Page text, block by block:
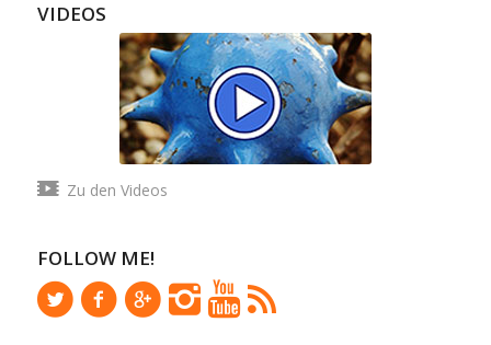
VIDEOS
Zu den Videos
FOLLOW ME!